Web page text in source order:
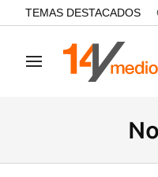
common.go-to-content
TEMAS DESTACADOS
Navegación